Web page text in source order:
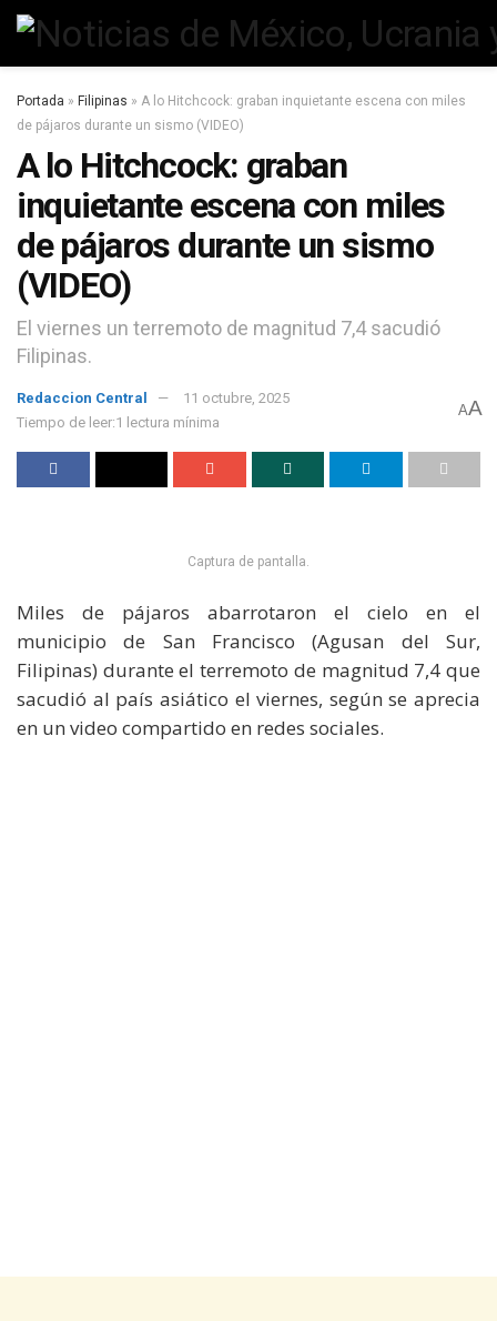
Portada » Filipinas » A lo Hitchcock: graban inquietante escena con miles
de pájaros durante un sismo (VIDEO)
A lo Hitchcock: graban
inquietante escena con miles
de pájaros durante un sismo
(VIDEO)
El viernes un terremoto de magnitud 7,4 sacudió
Filipinas.
Redaccion Central
11 octubre, 2025
Tiempo de leer:1 lectura mínima
AA
Captura de pantalla.
Miles de pájaros abarrotaron el cielo en el
municipio de San Francisco (Agusan del Sur,
Filipinas) durante el terremoto de magnitud 7,4 que
sacudió al país asiático el viernes, según se aprecia
en un video compartido en redes sociales.